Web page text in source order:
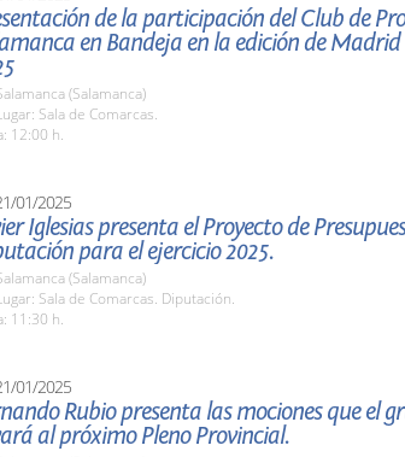
de la participación del Club de
en Bandeja en la edición de Madrid
(Salamanca)
Sala de Comarcas.
12:00 h.
01/2025
Iglesias presenta el Proyecto de
para el ejercicio 2025.
(Salamanca)
Sala de Comarcas. Diputación.
11:30 h.
01/2025
Rubio presenta las mociones que el
al próximo Pleno Provincial.